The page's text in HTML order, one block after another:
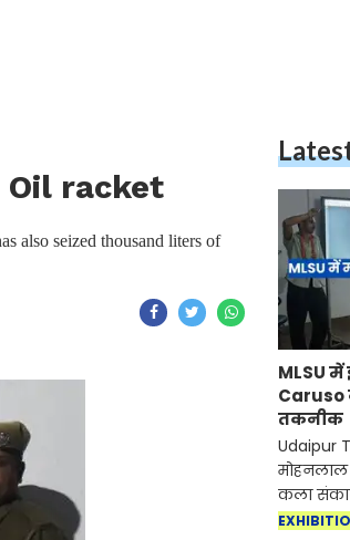
Oil racket
also seized thousand liters of
MLSU
Caruso
तकनीक
Udaipur
मोहनलाल
कला
कार्यक्रम